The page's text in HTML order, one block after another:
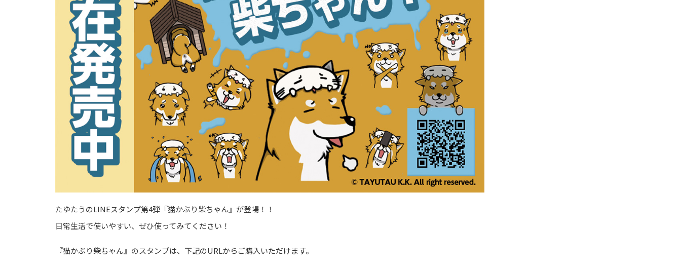
たゆたうのLINEスタンプ第4弾『猫かぶり柴ちゃん』が登場！！
日常生活で使いやすい、ぜひ使ってみてください！
『猫かぶり柴ちゃん』のスタンプは、下記のURLからご購入いただけます。